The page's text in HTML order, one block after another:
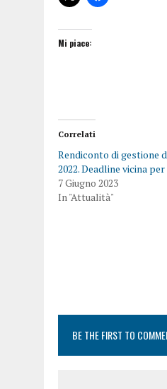
Mi piace:
Correlati
Rendiconto di gestione
2022. Deadline vicina
7 Giugno 2023
In "Attualità"
BE THE FIRST TO